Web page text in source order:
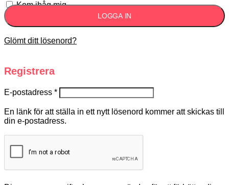
Kom ihåg mig
LOGGA IN
Glömt ditt lösenord?
Registrera
E-postadress *
En länk för att ställa in ett nytt lösenord kommer att skickas till
din e-postadress.